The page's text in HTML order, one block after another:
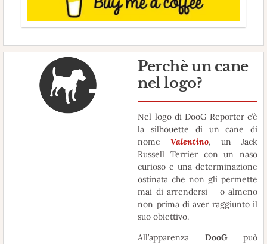
Perchè un cane
nel logo?
Nel logo di DooG Reporter c’è
la silhouette di un cane di
nomeValentino, un Jack
Russell Terrier con un naso
curioso e una determinazione
ostinata che non gli permette
mai di arrendersi – o almeno
non prima di aver raggiunto il
suo obiettivo.
All’apparenza DooGpuò